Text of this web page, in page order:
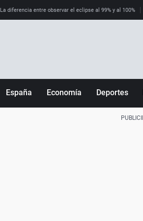
La diferencia entre observar el eclipse al 99% y al 100%
España Economía Deportes